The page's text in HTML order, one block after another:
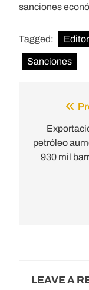
sanciones
Tagged:
Sanciones
petróleo
930 mil
LEAVE A